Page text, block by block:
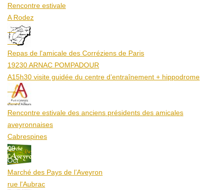
Rencontre estivale
A Rodez
23
Aoû
Repas de l'amicale des Corréziens de Paris
19230 ARNAC POMPADOUR
A15h30 visite guidée du centre d’entraînement + hippodrome
25
Aoû
Rencontre estivale des anciens présidents des amicales
aveyronnaises
Cabrespines
09
Oct
Marché des Pays de l’Aveyron
rue l'Aubrac